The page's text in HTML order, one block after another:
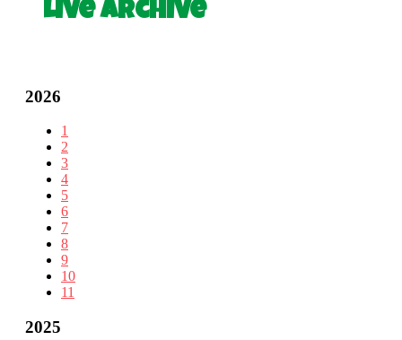
Live Archive
2026
1
2
3
4
5
6
7
8
9
10
11
2025